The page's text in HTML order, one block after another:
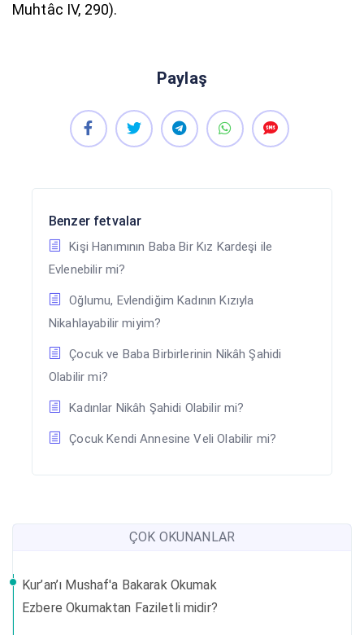
Muhtâc IV, 290).
Paylaş
Benzer fetvalar
Kişi Hanımının Baba Bir Kız Kardeşi ile
Evlenebilir mi?
Oğlumu, Evlendiğim Kadının Kızıyla
Nikahlayabilir miyim?
Çocuk ve Baba Birbirlerinin Nikâh Şahidi
Olabilir mi?
Kadınlar Nikâh Şahidi Olabilir mi?
Çocuk Kendi Annesine Veli Olabilir mi?
ÇOK OKUNANLAR
Kur’an’ı Mushaf'a Bakarak Okumak
Ezbere Okumaktan Faziletli midir?